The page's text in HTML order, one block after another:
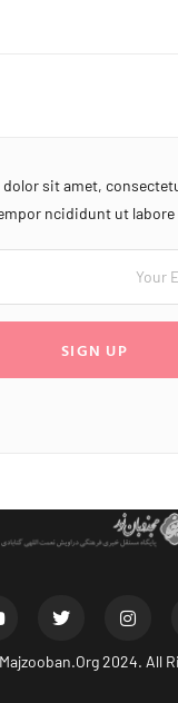
sit amet,
ncididunt ut labore
SIGN UP
Majzooban.Org2024. All